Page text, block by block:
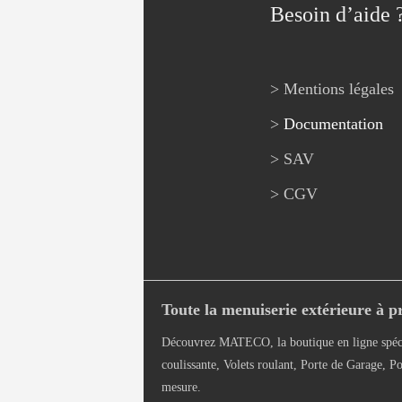
Besoin d’aide
> Mentions légales
> Documentation
> SAV
> CGV
Toute la menuiserie extérieure à
Découvrez MATECO, la boutique en ligne
coulissante, Volets roulant, Porte de Garage,
mesure.